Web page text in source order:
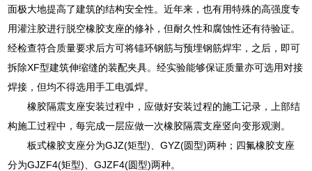
面极大地提高了建筑的结构安全性。近年来，也有用特殊的高强度专
用灌注胶进行脱空橡胶支座的修补，但耐久性和腐蚀性还有待验证。
经检查符合质量要求后方可将锚环钢筋与预埋钢筋焊牢，之后，即可
拆除XF型建筑伸缩缝的装配夹具。经实验能够保证质量亦可选用对接
焊接，但均不得选用手工电弧焊。
橡胶隔震支座安装过程中，应做好安装过程的施工记录，上部结
构施工过程中，每完成一层应做一次橡胶隔震支座竖向变形观测。
板式橡胶支座分为GJZ(矩型)、GYZ(圆型)两种；四氟橡胶支座
分为GJZF4(矩型)、GJZF4(圆型)两种。